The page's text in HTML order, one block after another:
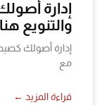
إدارة
والتنويع
إدارة أصولك
مع
قراءة المزيد ←